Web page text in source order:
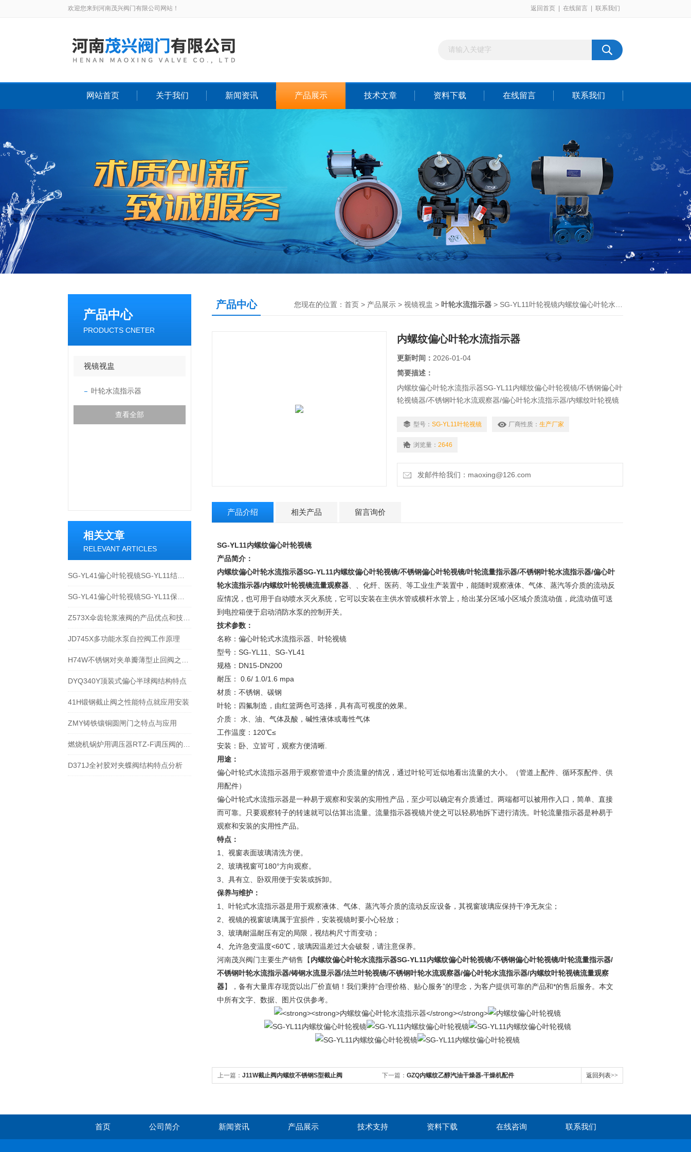
欢迎您来到河南茂兴阀门有限公司网站！ 返回首页 在线留言 联系我们
网站首页 关于我们 新闻资讯 产品展示 技术文章 资料下载 在线留言 联系我们
产品中心
PRODUCTS CNETER
视镜视盅
叶轮水流指示器
查看全部
相关文章
RELEVANT ARTICLES
JD745X多功能水泵自控阀工作原理
DYQ340Y顶装式偏心半球阀结构特点
41H锻钢截止阀之性能特点就应用安装
ZMY铸铁镶铜圆闸门之特点与应用
D371J全衬胶对夹蝶阀结构特点分析
产品中心 您现在的位置： 首页 > 产品展示 > 视镜视盅 > 叶轮水流指示器 > SG-YL11叶轮视镜内螺纹偏心叶轮水流指示器
内螺纹偏心叶轮水流指示器
更新时间： 2026-01-04
简要描述：
内螺纹偏心叶轮水流指示器SG-YL11内螺纹偏心叶轮视镜/不锈钢偏心叶
轮视镜器/不锈钢叶轮水流观察器/偏心叶轮水流指示器/内螺纹叶轮视镜
体、蒸汽等介质的流动反应情况，是保障正常生产*的附件。
型号： SG-YL11叶轮视镜 厂商性质： 生产厂家
浏览量： 2646
发邮件给我们：maoxing@126.com
产品介绍 相关产品 留言询价
SG-YL11内螺纹偏心叶轮视镜
产品简介：
内螺纹偏心叶轮水流指示器SG-YL11内螺纹偏心叶轮视镜/不锈钢偏心叶轮视镜/叶轮流量指示器/不锈钢叶轮水流指示器/偏心叶
轮水流指示器/内螺纹叶轮视镜流量观察器 、、化纤、医药、等工业生产装置中，能随时观察液体、气体、蒸汽等介质的流动反
应情况，也可用于自动喷水灭火系统，它可以安装在主供水管或横杆水管上，给出某分区域小区域介质流动值，此流动值可送
到电控箱便于启动消防水泵的控制开关。
技术参数：
名称：偏心叶轮式水流指示器、叶轮视镜
型号：SG-YL11、SG-YL41
规格：DN15-DN200
耐压： 0.6/ 1.0/1.6 mpa
材质：不锈钢、碳钢
叶轮：四氟制造，由红篮两色可选择，具有高可视度的效果。
介质： 水、油、气体及酸，碱性液体或毒性气体
工作温度：120℃≤
安装：卧、立皆可，观察方便清晰.
用途：
偏心叶轮式水流指示器用于观察管道中介质流量的情况，通过叶轮可近似地看出流量的大小。（管道上配件、循环泵配件、供
用配件）
偏心叶轮式水流指示器是一种易于观察和安装的实用性产品，至少可以确定有介质通过。两端都可以被用作入口，简单、直接
而可靠。只要观察转子的转速就可以估算出流量。流量指示器视镜片使之可以轻易地拆下进行清洗。叶轮流量指示器是种易于
观察和安装的实用性产品。
特点：
1、视窗表面玻璃清洗方便。
2、玻璃视窗可180°方向观察。
3、具有立、卧双用便于安装或拆卸。
保养与维护：
1、叶轮式水流指示器是用于观察液体、气体、蒸汽等介质的流动反应设备，其视窗玻璃应保持干净无灰尘；
2、视镜的视窗玻璃属于宜损件，安装视镜时要小心轻放；
3、玻璃耐温耐压有定的局限，视结构尺寸而变动；
4、允许急变温度<60℃，玻璃因温差过大会破裂，请注意保养。
河南茂兴阀门主要生产销售【内螺纹偏心叶轮水流指示器SG-YL11内螺纹偏心叶轮视镜/不锈钢偏心叶轮视镜/叶轮流量指示器/
不锈钢叶轮水流指示器/铸钢水流显示器/法兰叶轮视镜/不锈钢叶轮水流观察器/偏心叶轮水流指示器/内螺纹叶轮视镜流量观察
器】，备有大量库存现货以出厂价直销！我们秉持“合理价格、贴心服务”的理念，为客户提供可靠的产品和*的售后服务。本文
中所有文字、数据、图片仅供参考。
上一篇： J11W截止阀内螺纹不锈钢S型截止阀 下一篇： GZQ内螺纹乙醇汽油干燥器-干燥机配件 返回列表>>
首页 公司简介 新闻资讯 产品展示 技术支持 资料下载 在线咨询 联系我们